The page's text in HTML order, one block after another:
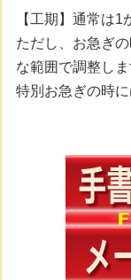
【工期】通常は1
ただし、お急ぎ
な範囲で調整しま
特別お急ぎの時